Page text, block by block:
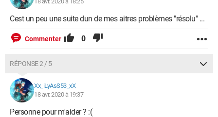
Cest un peu une suite dun de mes aitres problèmes "résolu" ...
Commenter 0
RÉPONSE 2 / 5
Xx_iLyAsS53_xX
18 avr. 2020 à 19:37
Personne pour m'aider ? :(